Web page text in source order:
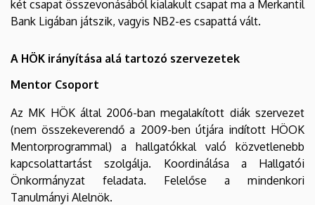
két csapat összevonásából kialakult csapat ma a Merkantil
Bank Ligában játszik, vagyis NB2-es csapattá vált.
A HÖK irányítása alá tartozó szervezetek
Mentor Csoport
Az MK HÖK által 2006-ban megalakított diák szervezet
(nem összekeverendő a 2009-ben útjára indított HÖOK
Mentorprogrammal) a hallgatókkal való közvetlenebb
kapcsolattartást szolgálja. Koordinálása a Hallgatói
Önkormányzat feladata. Felelőse a mindenkori
Tanulmányi Alelnök.